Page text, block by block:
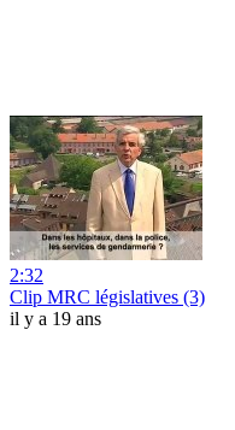
2:32
Clip MRC législatives (3)
il y a 19 ans